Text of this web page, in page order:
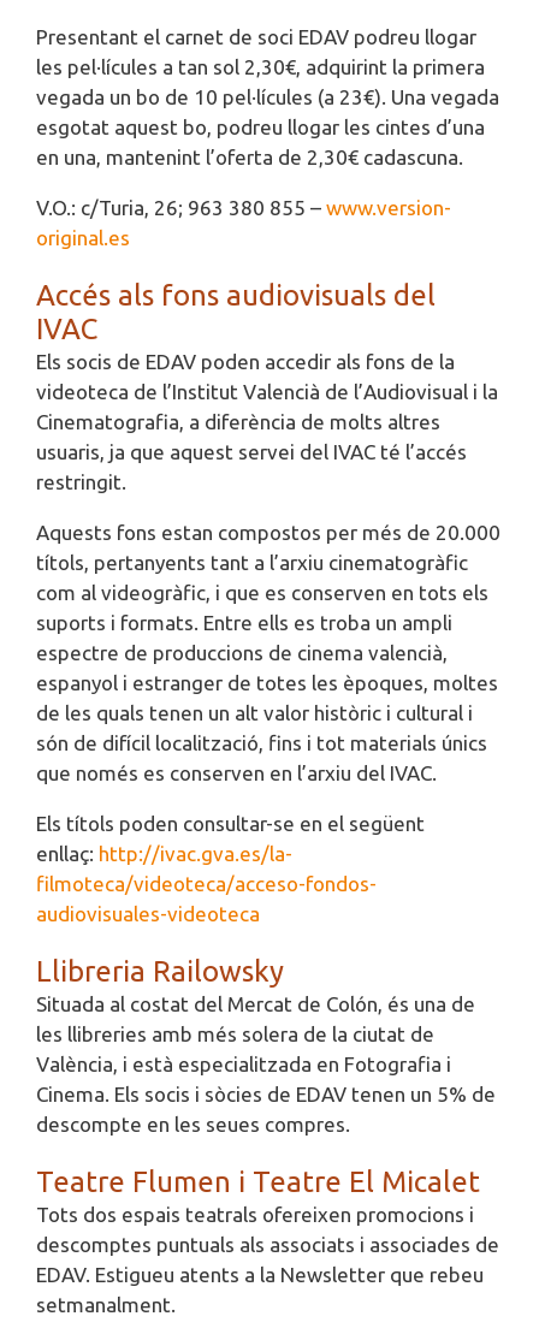
Presentant el carnet de soci EDAV podreu llogar
les pel·lícules a tan sol 2,30€, adquirint la primera
vegada un bo de 10 pel·lícules (a 23€). Una vegada
esgotat aquest bo, podreu llogar les cintes d’una
en una, mantenint l’oferta de 2,30€ cadascuna.
V.O.: c/Turia, 26; 963 380 855 – www.version-
original.es
Accés als fons audiovisuals del
IVAC
Els socis de EDAV poden accedir als fons de la
videoteca de l’Institut Valencià de l’Audiovisual i la
Cinematografia, a diferència de molts altres
usuaris, ja que aquest servei del IVAC té l’accés
restringit.
Aquests fons estan compostos per més de 20.000
títols, pertanyents tant a l’arxiu cinematogràfic
com al videogràfic, i que es conserven en tots els
suports i formats. Entre ells es troba un ampli
espectre de produccions de cinema valencià,
espanyol i estranger de totes les èpoques, moltes
de les quals tenen un alt valor històric i cultural i
són de difícil localització, fins i tot materials únics
que només es conserven en l’arxiu del IVAC.
Els títols poden consultar-se en el següent
enllaç: http://ivac.gva.es/la-
filmoteca/videoteca/acceso-fondos-
audiovisuales-videoteca
Llibreria Railowsky
Situada al costat del Mercat de Colón, és una de
les llibreries amb més solera de la ciutat de
València, i està especialitzada en Fotografia i
Cinema. Els socis i sòcies de EDAV tenen un 5% de
descompte en les seues compres.
Teatre Flumen i Teatre El Micalet
Tots dos espais teatrals ofereixen promocions i
descomptes puntuals als associats i associades de
EDAV. Estigueu atents a la Newsletter que rebeu
setmanalment.